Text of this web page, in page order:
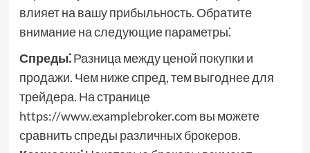
влияет на вашу прибыльность. Обратите
внимание на следующие параметры⁚
Спреды⁚Разница между ценой покупки и
продажи. Чем ниже спред, тем выгоднее для
трейдера. На странице
https://www.examplebroker.com вы можете
сравнить спреды различных брокеров.